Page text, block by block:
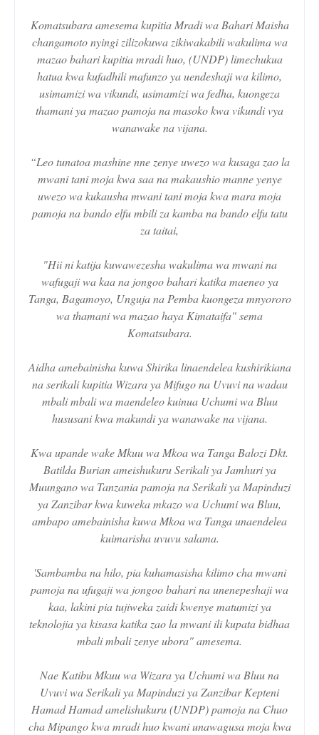
Komatsubara amesema kupitia Mradi wa Bahari Maisha
changamoto nyingi zilizokuwa zikiwakabili wakulima wa
mazao bahari kupitia mradi huo, (UNDP) limechukua
hatua kwa kufadhili mafunzo ya uendeshaji wa kilimo,
usimamizi wa vikundi, usimamizi wa fedha, kuongeza
thamani ya mazao pamoja na masoko kwa vikundi vya
wanawake na vijana.
“Leo tunatoa mashine nne zenye uwezo wa kusaga zao la
mwani tani moja kwa saa na makaushio manne yenye
uwezo wa kukausha mwani tani moja kwa mara moja
pamoja na bando elfu mbili za kamba na bando elfu tatu
za taitai,
"Hii ni katija kuwawezesha wakulima wa mwani na
wafugaji wa kaa na jongoo bahari katika maeneo ya
Tanga, Bagamoyo, Unguja na Pemba kuongeza mnyororo
wa thamani wa mazao haya Kimataifa" sema
Komatsubara.
Aidha amebainisha kuwa Shirika linaendelea kushirikiana
na serikali kupitia Wizara ya Mifugo na Uvuvi na wadau
mbali mbali wa maendeleo kuinua Uchumi wa Bluu
hususani kwa makundi ya wanawake na vijana.
Kwa upande wake Mkuu wa Mkoa wa Tanga Balozi Dkt.
Batilda Burian ameishukuru Serikali ya Jamhuri ya
Muungano wa Tanzania pamoja na Serikali ya Mapinduzi
ya Zanzibar kwa kuweka mkazo wa Uchumi wa Bluu,
ambapo amebainisha kuwa Mkoa wa Tanga unaendelea
kuimarisha uvuvu salama.
'Sambamba na hilo, pia kuhamasisha kilimo cha mwani
pamoja na ufugaji wa jongoo bahari na unenepeshaji wa
kaa, lakini pia tujiweka zaidi kwenye matumizi ya
teknolojia ya kisasa katika zao la mwani ili kupata bidhaa
mbali mbali zenye ubora" amesema.
Nae Katibu Mkuu wa Wizara ya Uchumi wa Bluu na
Uvuvi wa Serikali ya Mapinduzi ya Zanzibar Kepteni
Hamad Hamad amelishukuru (UNDP) pamoja na Chuo
cha Mipango kwa mradi huo kwani unawagusa moja kwa